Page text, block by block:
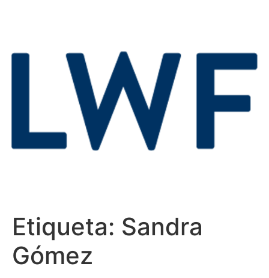
Etiqueta: Sandra
Gómez